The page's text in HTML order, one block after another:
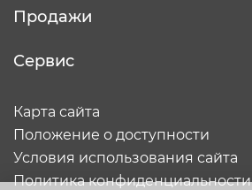
Продажи
Сервис
Карта сайта
Положение о доступности
Условия использования сайта
Политика конфиденциальности